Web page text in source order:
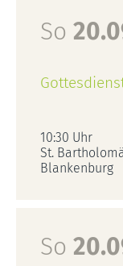
So
10:30 Uhr
St.
Blankenburg
So